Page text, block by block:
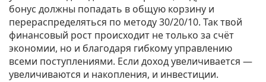
бонус должны попадать в общую корзину и
перераспределяться по методу 30/20/10. Так твой
финансовый рост происходит не только за счёт
экономии, но и благодаря гибкому управлению
всеми поступлениями. Если доход увеличивается —
увеличиваются и накопления, и инвестиции.